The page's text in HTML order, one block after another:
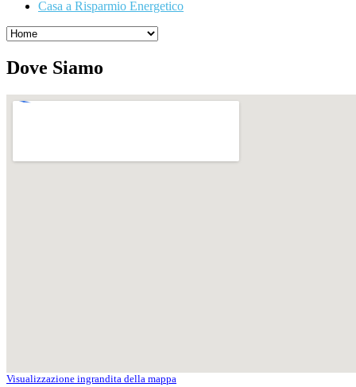
Casa a Risparmio Energetico
Dove Siamo
Visualizzazione ingrandita della mappa